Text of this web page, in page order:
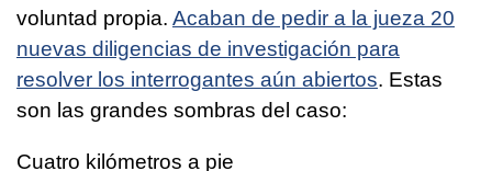
voluntad propia. Acaban de pedir a la jueza 20
nuevas diligencias de investigación para
resolver los interrogantes aún abiertos. Estas
son las grandes sombras del caso:
Cuatro kilómetros a pie